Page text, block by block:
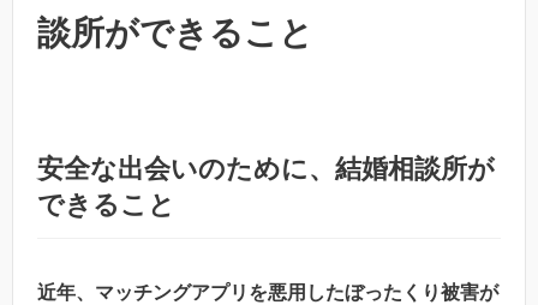
談所ができること
安全な出会いのために、結婚相談所が
できること
近年、マッチングアプリを悪用したぼったくり被害が